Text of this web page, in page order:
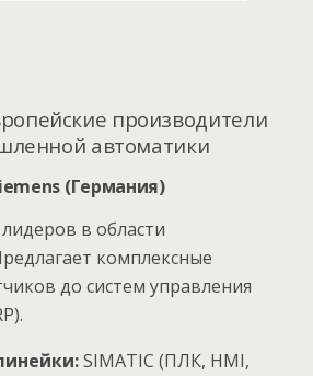
производители
автоматики
(Германия)
в области
комплексные
до систем управления
SIMATIC (ПЛК, HMI,